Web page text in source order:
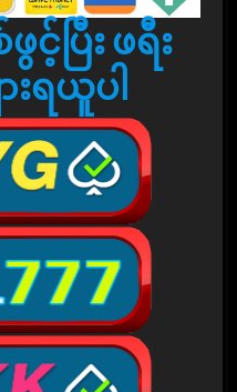
ပြီး ဖရီး
းရယူပါ